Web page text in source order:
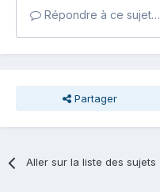
Répondre à ce sujet…
Partager
Aller sur la liste des sujets